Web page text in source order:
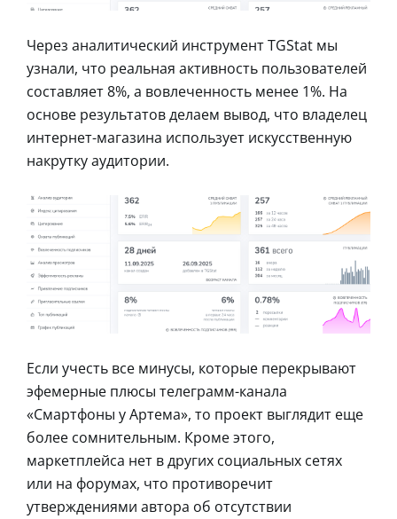
Через аналитический инструмент TGStat мы
узнали, что реальная активность пользователей
составляет 8%, а вовлеченность менее 1%. На
основе результатов делаем вывод, что владелец
интернет-магазина использует искусственную
накрутку аудитории.
Если учесть все минусы, которые перекрывают
эфемерные плюсы телеграмм-канала
«Смартфоны у Артема», то проект выглядит еще
более сомнительным. Кроме этого,
маркетплейса нет в других социальных сетях
или на форумах, что противоречит
утверждениями автора об отсутствии